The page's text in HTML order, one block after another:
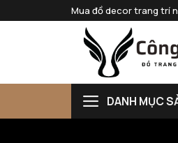
Mua đồ decor trang trí
DANH MỤC